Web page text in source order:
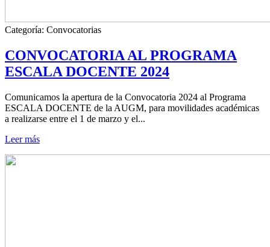
Categoría: Convocatorias
CONVOCATORIA AL PROGRAMA
ESCALA DOCENTE 2024
Comunicamos la apertura de la Convocatoria 2024 al Programa
ESCALA DOCENTE de la AUGM, para movilidades académicas
a realizarse entre el 1 de marzo y el...
Leer más